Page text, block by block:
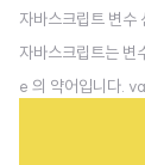
자바스크립트 변수
자바스크립트는
e 의 약어입니다.
해서 반복하는 것